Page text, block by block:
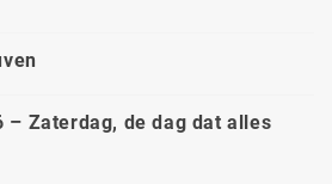
– Zaterdag, de dag dat alles